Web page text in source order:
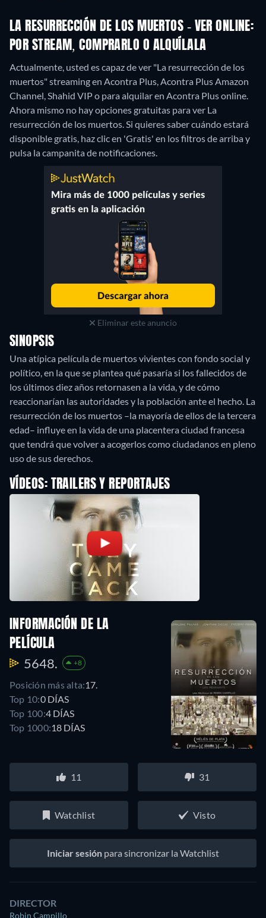
LA RESURRECCIÓN DE LOS MUERTOS - VER ONLINE:
POR STREAM, COMPRARLO O ALQUÍLALA
Actualmente, usted es capaz de ver "La resurrección de los
muertos" streaming en Acontra Plus, Acontra Plus Amazon
Channel, Shahid VIP o para alquilar en Acontra Plus online.
Ahora mismo no hay opciones gratuitas para ver La
resurrección de los muertos. Si quieres saber cuándo estará
disponible gratis, haz clic en 'Gratis' en los filtros de arriba y
pulsa la campanita de notificaciones.
Eliminar este anuncio
SINOPSIS
Una atípica película de muertos vivientes con fondo social y
político, en la que se plantea qué pasaría si los fallecidos de
los últimos diez años retornasen a la vida, y de cómo
reaccionarían las autoridades y la población ante el hecho. La
resurrección de los muertos –la mayoría de ellos de la tercera
edad– influye en la vida de una placentera ciudad francesa
que tendrá que volver a acogerlos como ciudadanos en pleno
uso de sus derechos.
VÍDEOS: TRAILERS Y REPORTAJES
INFORMACIÓN DE LA
PELÍCULA
5648. +8
Posición más alta:17.
Top 10:0 DÍAS
Top 100:4 DÍAS
Top 1000:18 DÍAS
11 31
Watchlist Visto
Iniciar sesión para sincronizar la Watchlist
DIRECTOR
Robin Campillo